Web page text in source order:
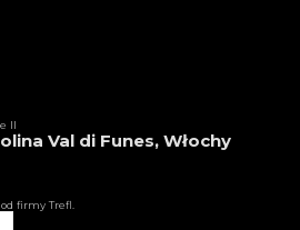
II
Val di Funes, Włochy
firmy Trefl.